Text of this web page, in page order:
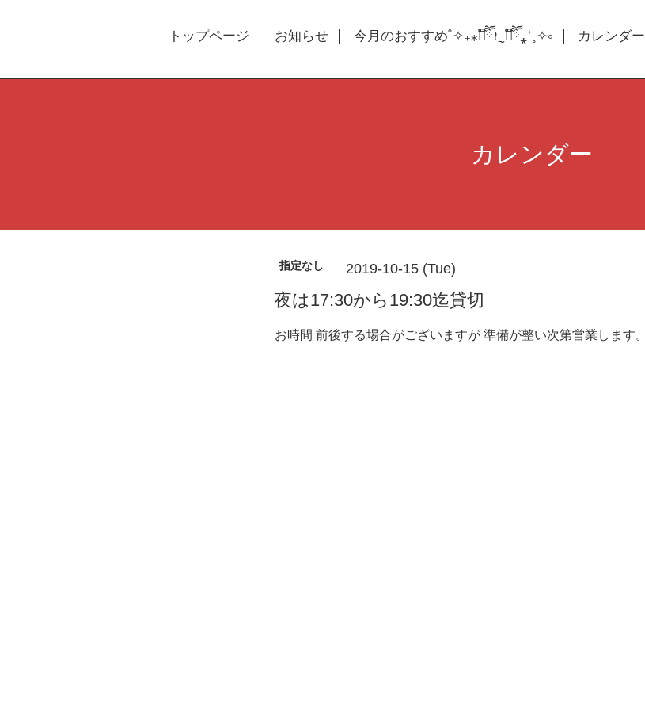
トップページ お知らせ 今月のおすすめ˚✧₊⁎❝᷀ົཽ≀ˍ̮ ❝᷀ົཽ⁎⁺˳✧༚ カレンダー
カレンダー
指定なし 2019-10-15 (Tue)
夜は17:30から19:30迄貸切
お時間 前後する場合がございますが 準備が整い次第営業します。